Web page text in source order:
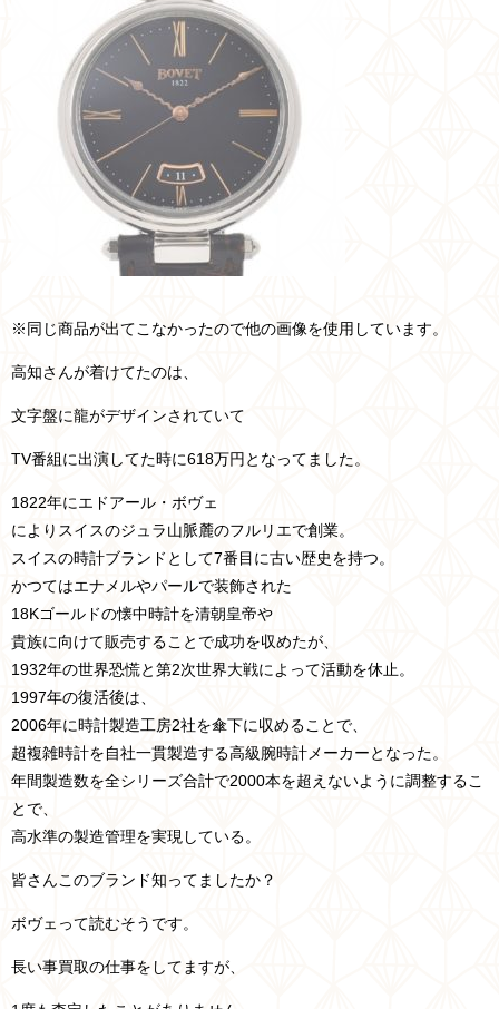
※同じ商品が出てこなかったので他の画像を使用しています。
高知さんが着けてたのは、
文字盤に龍がデザインされていて
TV番組に出演してた時に618万円となってました。
1822年にエドアール・ボヴェ
によりスイスのジュラ山脈麓のフルリエで創業。
スイスの時計ブランドとして7番目に古い歴史を持つ。
かつてはエナメルやパールで装飾された
18Kゴールドの懐中時計を清朝皇帝や
貴族に向けて販売することで成功を収めたが、
1932年の世界恐慌と第2次世界大戦によって活動を休止。
1997年の復活後は、
2006年に時計製造工房2社を傘下に収めることで、
超複雑時計を自社一貫製造する高級腕時計メーカーとなった。
年間製造数を全シリーズ合計で2000本を超えないように調整するこ
とで、
高水準の製造管理を実現している。
皆さんこのブランド知ってましたか？
ボヴェって読むそうです。
長い事買取の仕事をしてますが、